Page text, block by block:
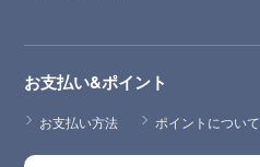
お支払い&ポイント
お支払い方法 ポイントについて